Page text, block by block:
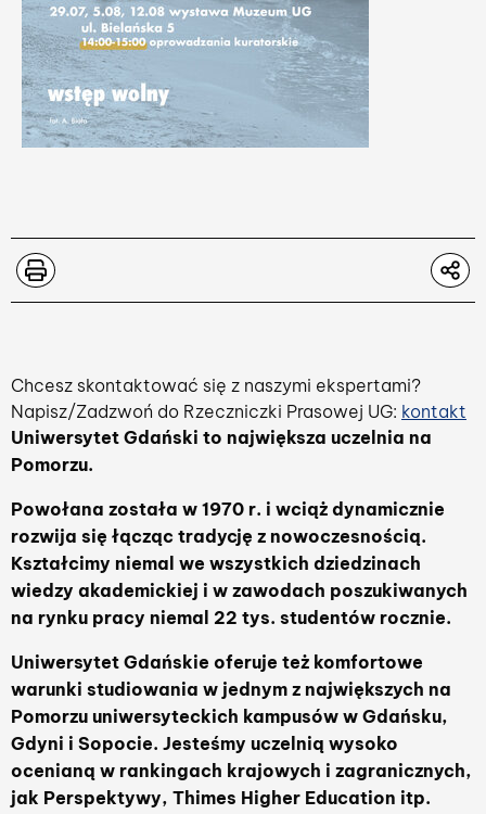
Chcesz skontaktować się z naszymi ekspertami?
Napisz/Zadzwoń do Rzeczniczki Prasowej UG: kontakt
Uniwersytet Gdański to największa uczelnia na
Pomorzu.
Powołana została w 1970 r. i wciąż dynamicznie
rozwija się łącząc tradycję z nowoczesnością.
Kształcimy niemal we wszystkich dziedzinach
wiedzy akademickiej i w zawodach poszukiwanych
na rynku pracy niemal 22 tys. studentów rocznie.
Uniwersytet Gdańskie oferuje też komfortowe
warunki studiowania w jednym z największych na
Pomorzu uniwersyteckich kampusów w Gdańsku,
Gdyni i Sopocie. Jesteśmy uczelnią wysoko
ocenianą w rankingach krajowych i zagranicznych,
jak Perspektywy, Thimes Higher Education itp.